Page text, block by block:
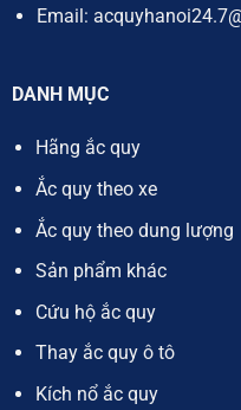
Email:
DANH MỤC
Hãng ắc quy
Ắc quy theo xe
Ắc quy theo dung lượng
Sản phẩm khác
Cứu hộ ắc quy
Thay ắc quy ô tô
Kích nổ ắc quy